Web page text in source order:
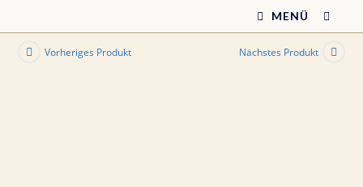
Inhalt
springen
MENÜ
Vorheriges Produkt Nächstes Produkt